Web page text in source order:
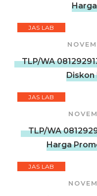
JAS LAB
TLP/WA
Diskon
JAS LAB
TLP/WA
Harga
JAS LAB